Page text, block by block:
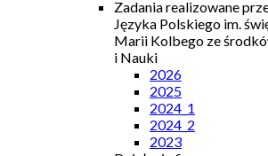
Zadania realizowane
Języka Polskiego im.
Marii Kolbego ze
i Nauki
2026
2025
2024_1
2024_2
2023